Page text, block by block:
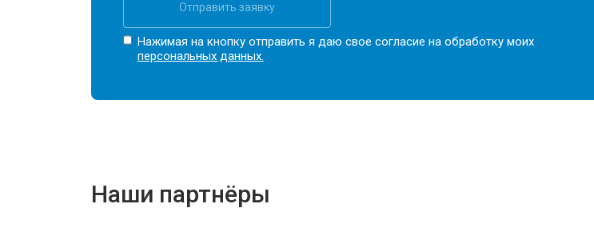
Отправить заявку
Нажимая на кнопку отправить я даю свое согласие на обработку моих
персональных данных.
Наши партнёры